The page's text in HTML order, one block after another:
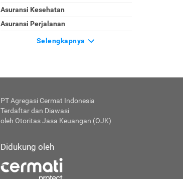
Asuransi Kesehatan
Asuransi Perjalanan
Selengkapnya
PT Agregasi Cermat Indonesia
Terdaftar dan Diawasi
oleh Otoritas Jasa Keuangan (OJK)
Didukung oleh